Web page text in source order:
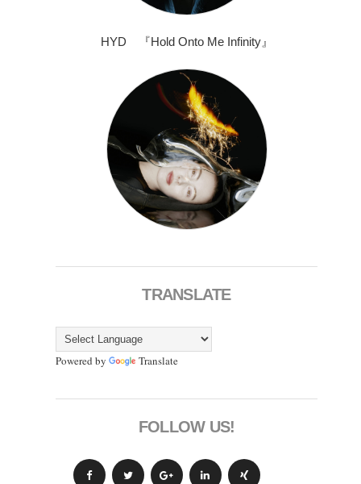
HYD 『Hold Onto Me Infinity』
TRANSLATE
Powered by Translate
FOLLOW US!